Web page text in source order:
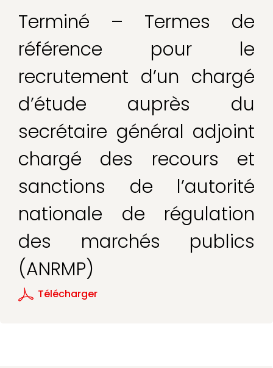
Terminé – Termes de
référence pour le
recrutement d’un chargé
d’étude auprès du
secrétaire général adjoint
chargé des recours et
sanctions de l’autorité
nationale de régulation
des marchés publics
(ANRMP)
Télécharger